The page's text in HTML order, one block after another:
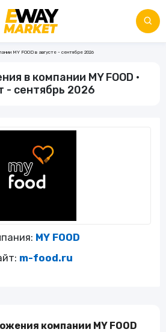
MY FOOD в августе - сентябре 2026
в компании MY FOOD •
- сентябрь 2026
MY FOOD
m-food.ru
компании MY FOOD